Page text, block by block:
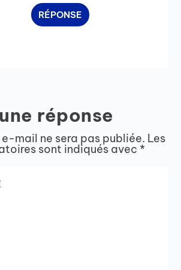
RÉPONSE
réponse
mail ne sera pas publiée. Les
sont indiqués avec *